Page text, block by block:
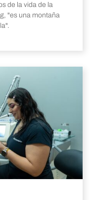
de la vida de la
"es una montaña